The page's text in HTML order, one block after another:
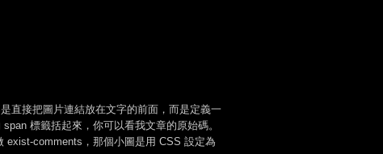
直接把圖片連結放在文字的前面，而是定義一
標籤括起來，你可以看我文章的原始碼。
exist-comments，那個小圖是用 CSS 設定為